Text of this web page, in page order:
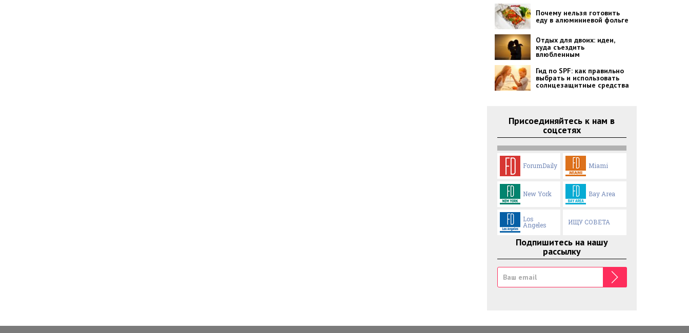
Почему нельзя готовить
еду в алюминиевой фольге
Отдых для двоих: идеи,
куда съездить
влюбленным
Гид по SPF: как правильно
выбрать и использовать
солнцезащитные средства
Присоединяйтесь к нам в
соцсетях
ForumDaily Miami
New York Bay Area
Los
Angeles ИЩУ СОВЕТА
Подпишитесь на нашу
рассылку